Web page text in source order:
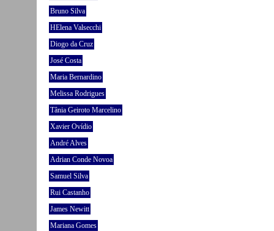
Bruno Silva
HElena Valsecchi
Diogo da Cruz
José Costa
Maria Bernardino
Melissa Rodrigues
Tânia Geiroto Marcelino
Xavier Ovídio
André Alves
Adrian Conde Novoa
Samuel Silva
Rui Castanho
James Newitt
Mariana Gomes